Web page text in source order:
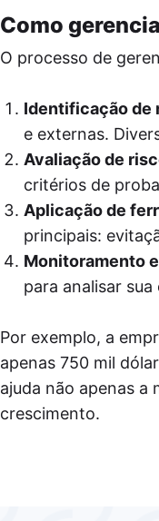
Como
O processo de
Identificação de
e externas.
Avaliação de
critérios de
Aplicação de
principais:
Monitoramento
para analisar
Por exemplo, a
apenas 750 mil
ajuda não apenas a
crescimento.